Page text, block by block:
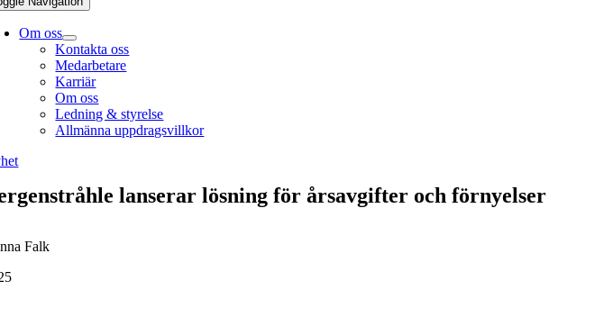
Om oss
Kontakta oss
Medarbetare
Karriär
Om oss
Ledning & styrelse
Allmänna uppdragsvillkor
lanserar lösning för årsavgifter och förnyelser
Falk